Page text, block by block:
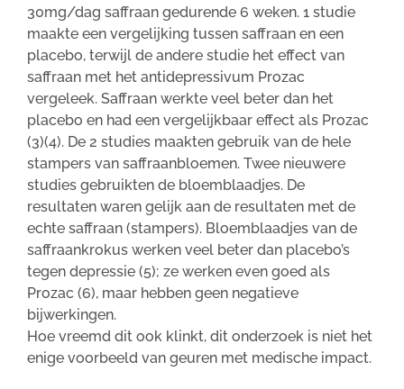
30mg/dag saffraan gedurende 6 weken. 1 studie
maakte een vergelijking tussen saffraan en een
placebo, terwijl de andere studie het effect van
saffraan met het antidepressivum Prozac
vergeleek. Saffraan werkte veel beter dan het
placebo en had een vergelijkbaar effect als Prozac
(3)(4). De 2 studies maakten gebruik van de hele
stampers van saffraanbloemen. Twee nieuwere
studies gebruikten de bloemblaadjes. De
resultaten waren gelijk aan de resultaten met de
echte saffraan (stampers). Bloemblaadjes van de
saffraankrokus werken veel beter dan placebo’s
tegen depressie (5); ze werken even goed als
Prozac (6), maar hebben geen negatieve
bijwerkingen.
Hoe vreemd dit ook klinkt, dit onderzoek is niet het
enige voorbeeld van geuren met medische impact.